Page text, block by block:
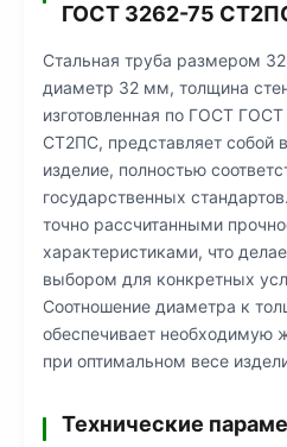
ГОСТ 3262-75
Стальная труба размером
диаметр 32 мм, толщина
изготовленная по ГОСТ
СТ2ПС, представляет собой
изделие, полностью
государственных
точно рассчитанными
характеристиками, что
выбором для конкретных
Соотношение диаметра к
обеспечивает необходимую
при оптимальном весе
Технические